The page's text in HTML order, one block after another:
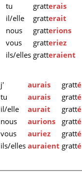
tu
gratterais
il/elle
gratterait
nous
gratterions
vous
gratteriez
ils/elles gratteraient
j'
aurais gratté
tu
aurais gratté
il/elle
aurait gratté
nous
aurions gratté
vous
auriez gratté
ils/elles auraient gratté